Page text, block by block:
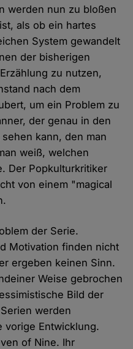
werden nun zu bloßen
als ob ein hartes
System gewandelt
der bisherigen
zu nutzen,
nach dem
um ein Problem zu
der genau in den
kann, den man
weiß, welchen
Der Popkulturkritiker
von einem "magical
der Serie.
Motivation finden nicht
ergeben keinen Sinn.
Weise gebrochen
Bild der
werden
vorige Entwicklung.
of Nine. Ihr